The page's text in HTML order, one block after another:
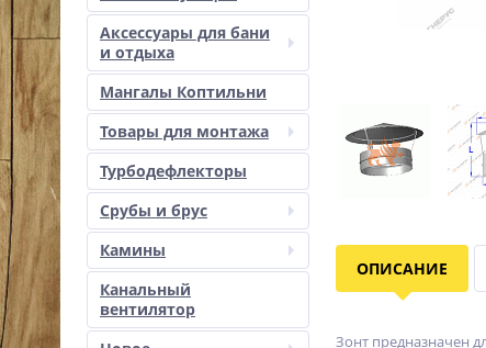
Аксессуары для бани
и отдыха
Мангалы Коптильни
Товары для монтажа
Турбодефлекторы
Срубы и брус
Камины
Канальный
вентилятор
ОПИСАНИЕ
Зонт предназначен